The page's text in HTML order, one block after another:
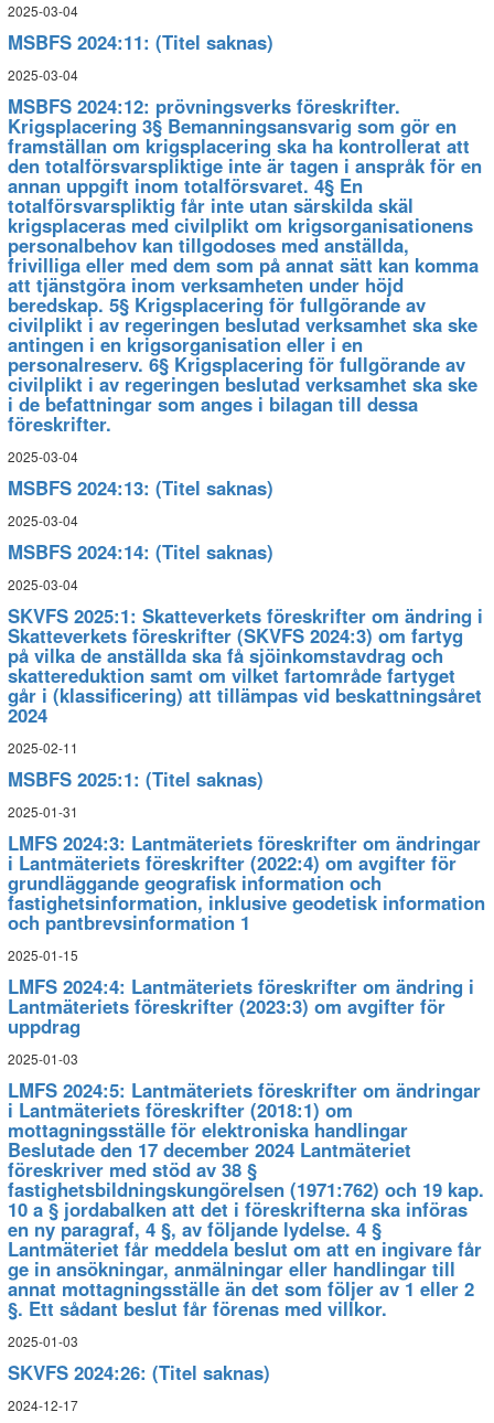
2025-03-04
MSBFS 2024:11: (Titel saknas)
2025-03-04
MSBFS 2024:12: prövningsverks föreskrifter.
Krigsplacering 3§ Bemanningsansvarig som gör en
framställan om krigsplacering ska ha kontrollerat att
den totalförsvarspliktige inte är tagen i anspråk för en
annan uppgift inom totalförsvaret. 4§ En
totalförsvarspliktig får inte utan särskilda skäl
krigsplaceras med civilplikt om krigsorganisationens
personalbehov kan tillgodoses med anställda,
frivilliga eller med dem som på annat sätt kan komma
att tjänstgöra inom verksamheten under höjd
beredskap. 5§ Krigsplacering för fullgörande av
civilplikt i av regeringen beslutad verksamhet ska ske
antingen i en krigsorganisation eller i en
personalreserv. 6§ Krigsplacering för fullgörande av
civilplikt i av regeringen beslutad verksamhet ska ske
i de befattningar som anges i bilagan till dessa
föreskrifter.
2025-03-04
MSBFS 2024:13: (Titel saknas)
2025-03-04
MSBFS 2024:14: (Titel saknas)
2025-03-04
SKVFS 2025:1: Skatteverkets föreskrifter om ändring i
Skatteverkets föreskrifter (SKVFS 2024:3) om fartyg
på vilka de anställda ska få sjöinkomstavdrag och
skattereduktion samt om vilket fartområde fartyget
går i (klassificering) att tillämpas vid beskattningsåret
2024
2025-02-11
MSBFS 2025:1: (Titel saknas)
2025-01-31
LMFS 2024:3: Lantmäteriets föreskrifter om ändringar
i Lantmäteriets föreskrifter (2022:4) om avgifter för
grundläggande geografisk information och
fastighetsinformation, inklusive geodetisk information
och pantbrevsinformation 1
2025-01-15
LMFS 2024:4: Lantmäteriets föreskrifter om ändring i
Lantmäteriets föreskrifter (2023:3) om avgifter för
uppdrag
2025-01-03
LMFS 2024:5: Lantmäteriets föreskrifter om ändringar
i Lantmäteriets föreskrifter (2018:1) om
mottagningsställe för elektroniska handlingar
Beslutade den 17 december 2024 Lantmäteriet
föreskriver med stöd av 38 §
fastighetsbildningskungörelsen (1971:762) och 19 kap.
10 a § jordabalken att det i föreskrifterna ska införas
en ny paragraf, 4 §, av följande lydelse. 4 §
Lantmäteriet får meddela beslut om att en ingivare får
ge in ansökningar, anmälningar eller handlingar till
annat mottagningsställe än det som följer av 1 eller 2
§. Ett sådant beslut får förenas med villkor.
2025-01-03
SKVFS 2024:26: (Titel saknas)
2024-12-17